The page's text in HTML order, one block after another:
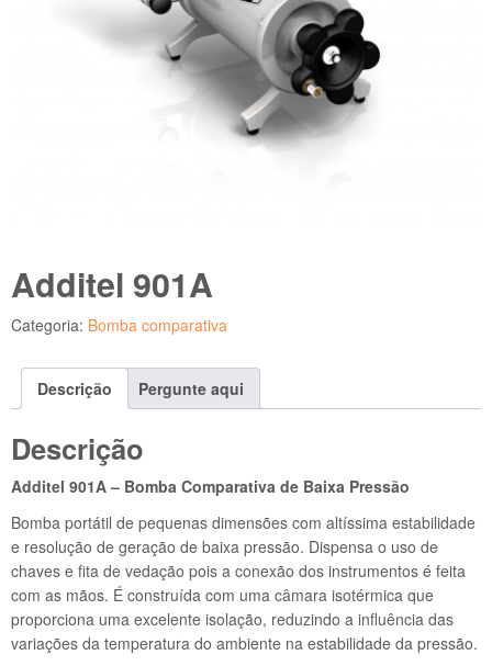
Additel 901A
Categoria: Bomba comparativa
Descrição Pergunte aqui
Descrição
Additel 901A – Bomba Comparativa de Baixa Pressão
Bomba portátil de pequenas dimensões com altíssima estabilidade
e resolução de geração de baixa pressão. Dispensa o uso de
chaves e fita de vedação pois a conexão dos instrumentos é feita
com as mãos. É construída com uma câmara isotérmica que
proporciona uma excelente isolação, reduzindo a influência das
variações da temperatura do ambiente na estabilidade da pressão.